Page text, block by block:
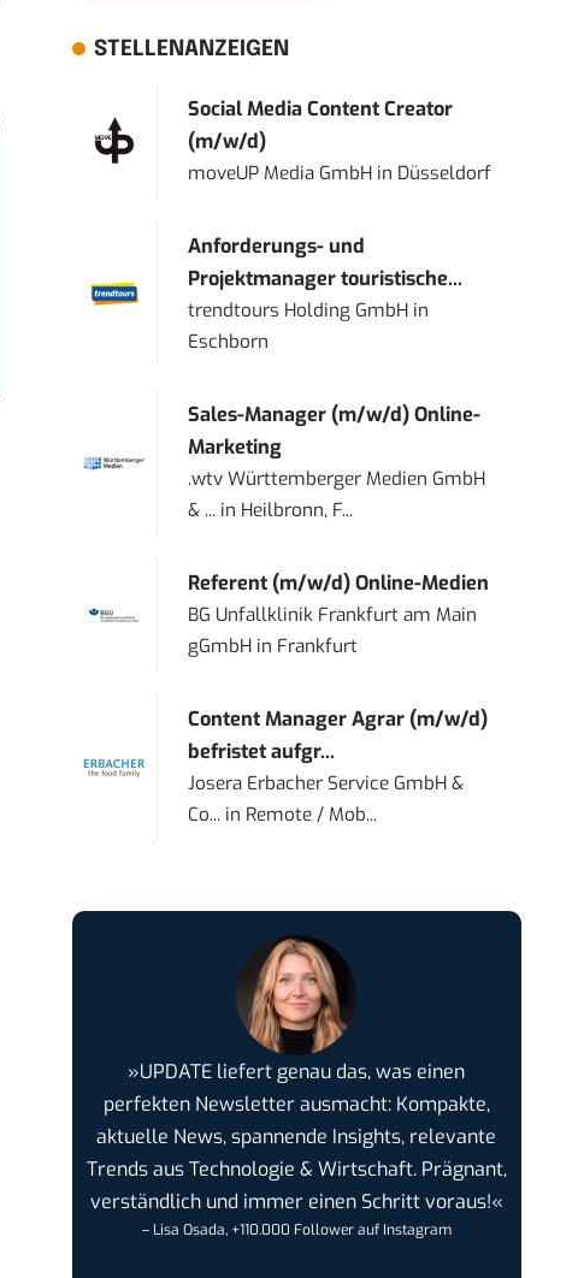
STELLENANZEIGEN
Social Media Content Creator
(m/w/d)
moveUP Media GmbH in Düsseldorf
Anforderungs- und
Projektmanager touristische...
trendtours Holding GmbH in
Eschborn
Sales-Manager (m/w/d) Online-
Marketing
.wtv Württemberger Medien GmbH
& ... in Heilbronn, F...
Referent (m/w/d) Online-Medien
BG Unfallklinik Frankfurt am Main
gGmbH in Frankfurt
Content Manager Agrar (m/w/d)
befristet aufgr...
Josera Erbacher Service GmbH &
Co... in Remote / Mob...
»UPDATE liefert genau das, was einen
perfekten Newsletter ausmacht: Kompakte,
aktuelle News, spannende Insights, relevante
Trends aus Technologie & Wirtschaft. Prägnant,
verständlich und immer einen Schritt voraus!«
– Lisa Osada, +110.000 Follower auf Instagram